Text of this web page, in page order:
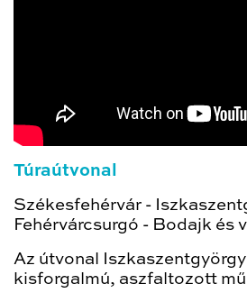
Túraútvonal
Székesfehérvár -
Fehérvárcsurgó - Bodajk és
Az útvonal
kisforgalmú, aszfaltozott